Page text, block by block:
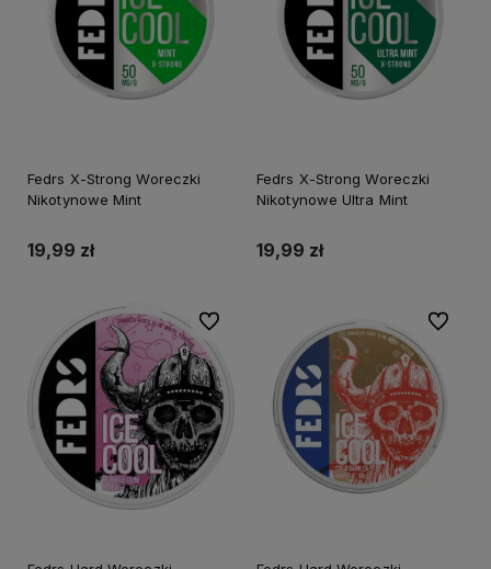
Fedrs X-Strong Woreczki
Nikotynowe Mint
19,99 zł
Fedrs X-Strong Woreczki
Nikotynowe Ultra Mint
19,99 zł
Do ulubionych Do